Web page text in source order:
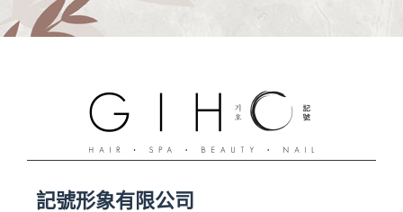
記號形象有限公司